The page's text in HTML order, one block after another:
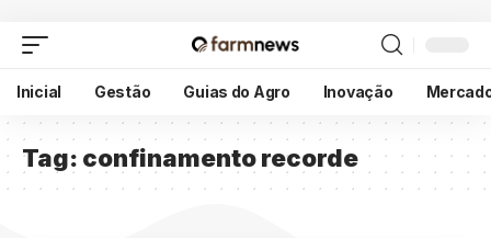
Inicial Gestão Guias do Agro Inovação
Tag: confinamento recorde